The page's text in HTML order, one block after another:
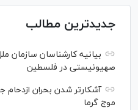
جدیدترین مطالب
بیانیه کارشناسان
صهیونیستی در فلسطین
آشکارتر شدن بحران ازدحام
موج گرما